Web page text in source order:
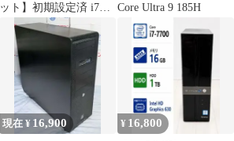
ット】初期設定済 i7
AMDグラボ Office搭載
Core Ultra 9 185H
現在 ¥ 16,900 ¥ 16,800